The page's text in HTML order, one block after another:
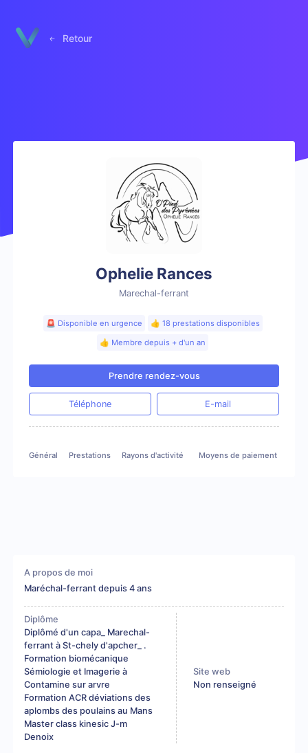
Retour
Ophelie Rances
Marechal-ferrant
🚨 Disponible en urgence
👍 18 prestations disponibles
👍 Membre depuis + d'un an
Prendre rendez-vous
Téléphone E-mail
Général Prestations Rayons d'activité Moyens de paiement
A propos de moi
Maréchal-ferrant depuis 4 ans
Diplôme
Diplômé d'un capa_ Marechal-
ferrant à St-chely d'apcher_ .
Formation biomécanique
Sémiologie et Imagerie à
Contamine sur arvre
Formation ACR déviations des
aplombs des poulains au Mans
Master class kinesic J-m
Denoix
Site web
Non renseigné